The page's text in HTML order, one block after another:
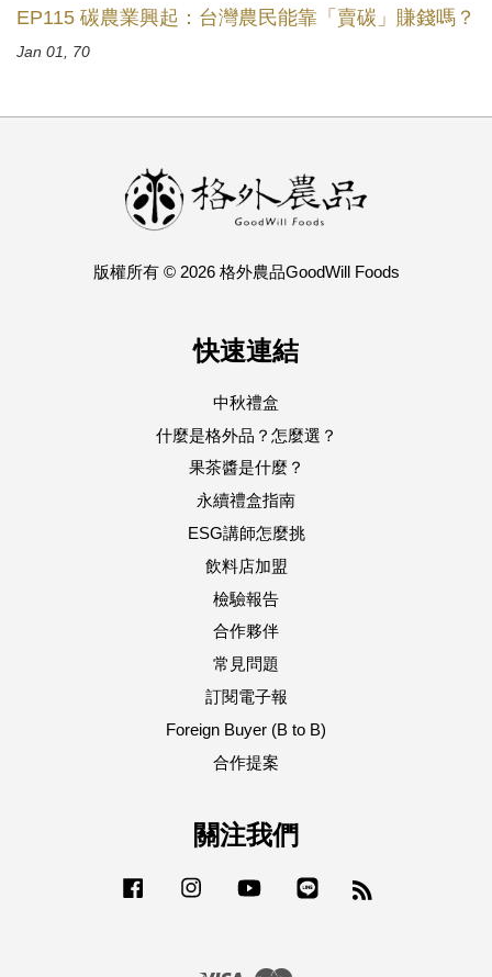
EP115 碳農業興起：台灣農民能靠「賣碳」賺錢嗎？
Jan 01, 70
版權所有 © 2026 格外農品GoodWill Foods
快速連結
中秋禮盒
什麼是格外品？怎麼選？
果茶醬是什麼？
永續禮盒指南
ESG講師怎麼挑
飲料店加盟
檢驗報告
合作夥伴
常見問題
訂閱電子報
Foreign Buyer (B to B)
合作提案
關注我們
Facebook Instagram YouTube